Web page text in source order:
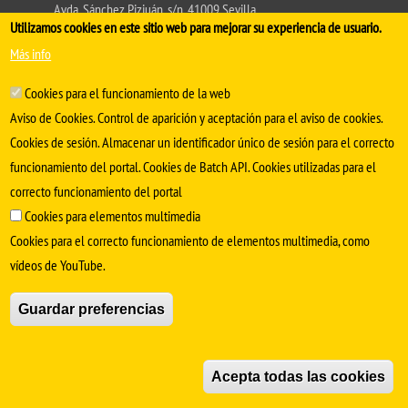
Avda. Sánchez Pizjuán, s/n. 41009 Sevilla
SÍGUENOS EN
Aviso Legal Protección de datos
Utilizamos cookies en este sitio web para mejorar su experiencia de usuario.
Más info
Cookies para el funcionamiento de la web
Aviso de Cookies. Control de aparición y aceptación para el aviso de cookies.
Cookies de sesión. Almacenar un identificador único de sesión para el correcto
funcionamiento del portal. Cookies de Batch API. Cookies utilizadas para el
correcto funcionamiento del portal
Cookies para elementos multimedia
Cookies para el correcto funcionamiento de elementos multimedia, como
vídeos de YouTube.
Guardar preferencias
Acepta todas las cookies